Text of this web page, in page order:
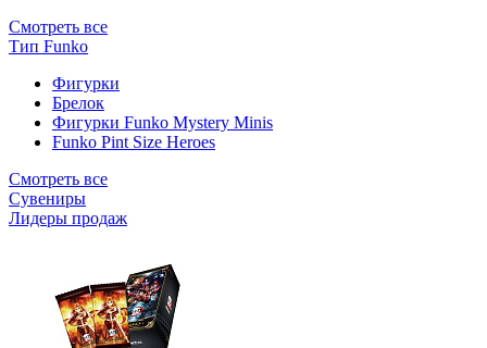
Смотреть все
Тип Funko
Фигурки
Брелок
Фигурки Funko Mystery Minis
Funko Pint Size Heroes
Смотреть все
Сувениры
Лидеры продаж